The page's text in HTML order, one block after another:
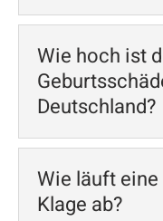
Wie hoch ist
Deutschland?
Wie läuft
Klage ab?